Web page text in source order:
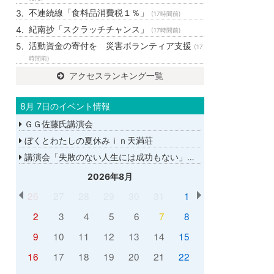
不連続線「食料品消費税１％」 (17時間前)
紀南抄「スクラッチチャンス」 (17時間前)
活動資金の寄付を 災害ボランティア支援 (17
時間前)
アクセスランキング一覧
8月 7日のイベント情報
ＧＧ佐藤氏講演会
ぼくとわたしの夏休みｉｎ天満荘
講演会「失敗のない人生には成功もない」講師：ＧＧ佐藤さん
2026年8月
26
1
2
3 4 5 6 7
8
9
10 11 12 13 14
15
16
17 18 19 20 21
22